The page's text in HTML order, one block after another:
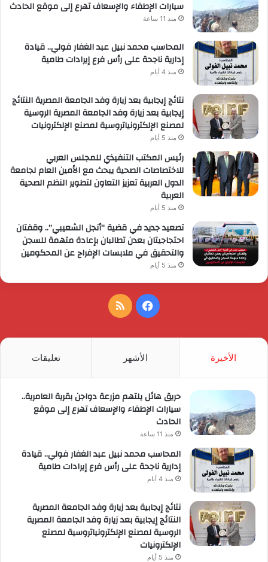
سيارات الإطفاء والإسعاف تهرع إلى موقع الحادث
منذ 11 ساعة
المحاسب محمد نبيل عبد الغفار فولي.. قيادة
إدارية ناجحة على رأس فرع إيرادات طامية
منذ 4 أيام
نتائج إيجابية بعد زيارة وفد الجامعة المصرية النتائج
إيجابية بعد زيارة وفد الجامعة المصرية الروسية
لمصنع الإلكترونياتروسية لمصنع الإلكترونيات
منذ 5 أيام
رئيس المكتب التنفيذي للمجلس العربي
للاختصاصات الصحية يبحث مع الأمين العام لجامعة
الدول العربية تعزيز التعاون لتطوير النظم الصحية
العربية
منذ 5 أيام
تصعيد جديد في قضية “أنجل الشعيبي”.. وقفتان
احتجاجيتان بعدن تطالبان بإعادة متهمة للسجن
والتحقيق في ملابسات الإفراج عن المحكومين
منذ 5 أيام
فيسبوكملخص
الأخيرة الأشهر تعليقات
حريق هائل يلتهم مزرعة دواجن بقرية العامرية..
سيارات الإطفاء والإسعاف تهرع إلى موقع
الحادث
منذ 11 ساعة
المحاسب محمد نبيل عبد الغفار فولي.. قيادة
إدارية ناجحة على رأس فرع إيرادات طامية
منذ 4 أيام
نتائج إيجابية بعد زيارة وفد الجامعة المصرية
النتائج إيجابية بعد زيارة وفد الجامعة المصرية
الروسية لمصنع الإلكترونياتروسية لمصنع
الإلكترونيات
منذ 5 أيام